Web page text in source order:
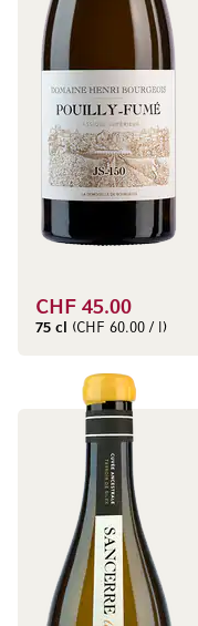
CHF 45.00
75 cl (CHF 60.00 / l)